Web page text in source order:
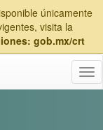
únicamente
visita la
gob.mx/crt